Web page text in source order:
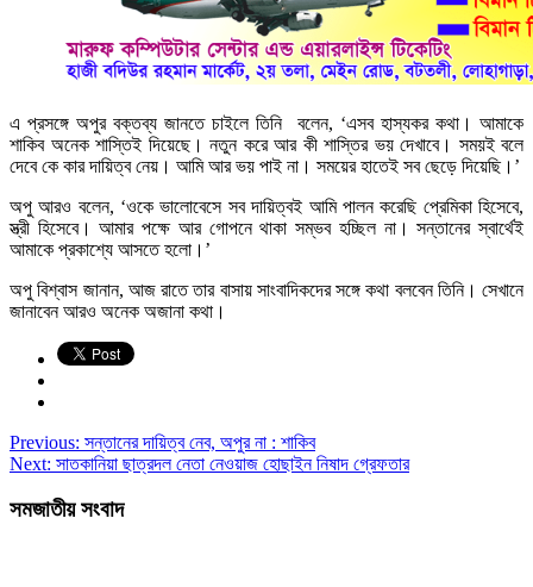
এ প্রসঙ্গে অপুর বক্তব্য জানতে চাইলে তিনি বলেন, ‘এসব হাস্যকর কথা। আমাকে
শাকিব অনেক শাস্তিই দিয়েছে। নতুন করে আর কী শাস্তির ভয় দেখাবে। সময়ই বলে
দেবে কে কার দায়িত্ব নেয়। আমি আর ভয় পাই না। সময়ের হাতেই সব ছেড়ে দিয়েছি।’
অপু আরও বলেন, ‘ওকে ভালোবেসে সব দায়িত্বই আমি পালন করেছি প্রেমিকা হিসেবে,
স্ত্রী হিসেবে। আমার পক্ষে আর গোপনে থাকা সম্ভব হচ্ছিল না। সন্তানের স্বার্থেই
আমাকে প্রকাশ্যে আসতে হলো।’
অপু বিশ্বাস জানান, আজ রাতে তার বাসায় সাংবাদিকদের সঙ্গে কথা বলবেন তিনি। সেখানে
জানাবেন আরও অনেক অজানা কথা।
Previous: সন্তানের দায়িত্ব নেব, অপুর না : শাকিব
Next: সাতকানিয়া ছাত্রদল নেতা নেওয়াজ হোছাইন নিষাদ গ্রেফতার
সমজাতীয় সংবাদ